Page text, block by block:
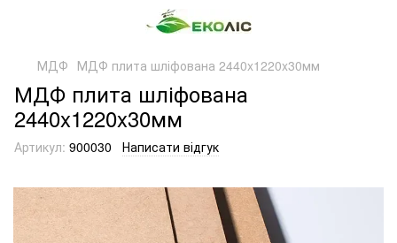
МДФ МДФ плита шліфована 2440x1220x30мм
МДФ плита шліфована
2440x1220x30мм
Артикул: 900030 Написати відгук